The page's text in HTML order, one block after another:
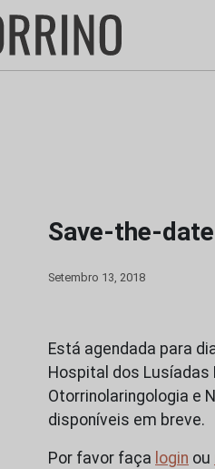
Save-the-
Setembro 13, 2018
Está agendada para
Hospital dos Lusíadas
Otorrinolaringologia e
disponíveis em breve.
Por favor faça login ou